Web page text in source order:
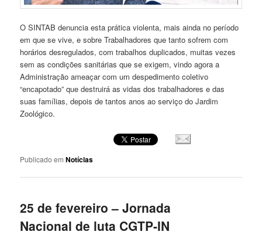
O SINTAB denuncia esta prática violenta, mais ainda no período
em que se vive, e sobre Trabalhadores que tanto sofrem com
horários desregulados, com trabalhos duplicados, muitas vezes
sem as condições sanitárias que se exigem, vindo agora a
Administração ameaçar com um despedimento coletivo
“encapotado” que destruirá as vidas dos trabalhadores e das
suas famílias, depois de tantos anos ao serviço do Jardim
Zoológico.
Publicado em Notícias
25 de fevereiro – Jornada
Nacional de luta CGTP-IN